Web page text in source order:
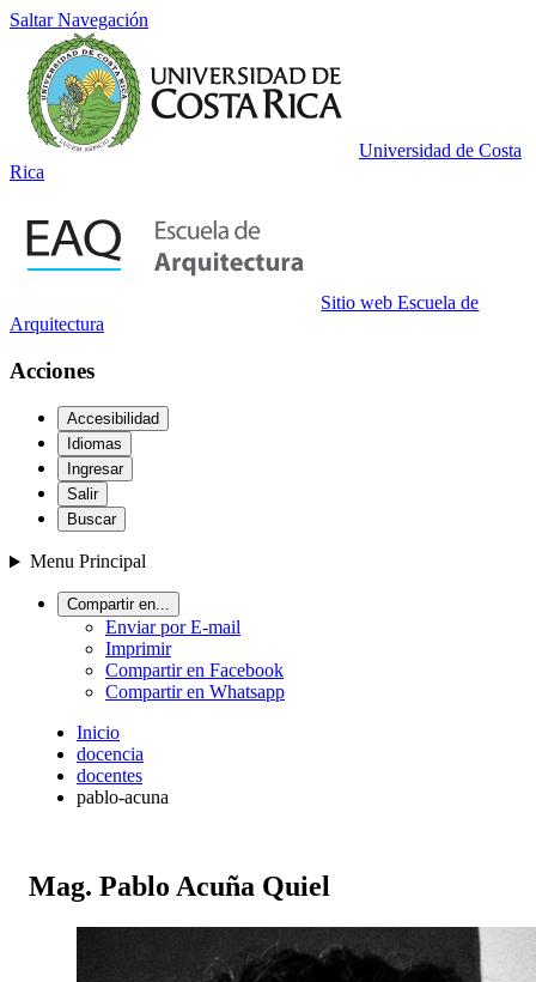
Saltar Navegación
Universidad de Costa
Rica
Sitio web Escuela de
Arquitectura
Acciones
Accesibilidad
Idiomas
Ingresar
Salir
Buscar
Menu Principal
Compartir en...
Enviar por E-mail
Imprimir
Compartir en Facebook
Compartir en Whatsapp
Inicio
docencia
docentes
pablo-acuna
Mag. Pablo Acuña Quiel